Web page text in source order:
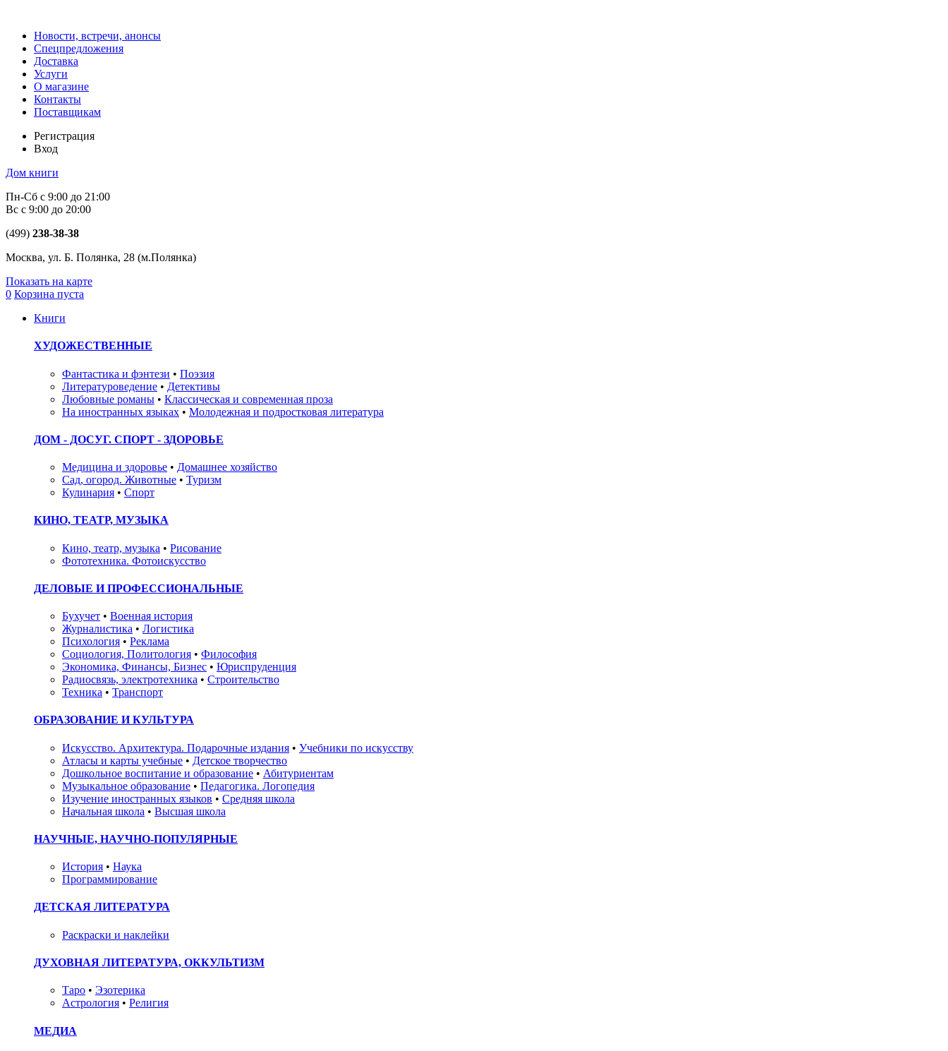
Новости, встречи, анонсы
Спецпредложения
Доставка
Услуги
О магазине
Контакты
Поставщикам
Регистрация
Вход
Дом книги
Пн-Сб с 9:00 до 21:00
Вс с 9:00 до 20:00
(499) 238-38-38
Москва, ул. Б. Полянка, 28 (м.Полянка)
Показать на карте
0 Корзина пуста
Книги
ХУДОЖЕСТВЕННЫЕ
Фантастика и фэнтези • Поэзия
Литературоведение • Детективы
Любовные романы • Классическая и современная проза
На иностранных языках • Молодежная и подростковая литература
ДОМ - ДОСУГ. СПОРТ - ЗДОРОВЬЕ
Медицина и здоровье • Домашнее хозяйство
Сад, огород. Животные • Туризм
Кулинария • Спорт
КИНО, ТЕАТР, МУЗЫКА
Кино, театр, музыка • Рисование
Фототехника. Фотоискусство
ДЕЛОВЫЕ И ПРОФЕССИОНАЛЬНЫЕ
Бухучет • Военная история
Журналистика • Логистика
Психология • Реклама
Социология, Политология • Философия
Экономика, Финансы, Бизнес • Юриспруденция
Радиосвязь, электротехника • Строительство
Техника • Транспорт
ОБРАЗОВАНИЕ И КУЛЬТУРА
Искусство. Архитектура. Подарочные издания • Учебники по искусству
Атласы и карты учебные • Детское творчество
Дошкольное воспитание и образование • Абитуриентам
Музыкальное образование • Педагогика. Логопедия
Изучение иностранных языков • Средняя школа
Начальная школа • Высшая школа
НАУЧНЫЕ, НАУЧНО-ПОПУЛЯРНЫЕ
История • Наука
Программирование
ДЕТСКАЯ ЛИТЕРАТУРА
Раскраски и наклейки
ДУХОВНАЯ ЛИТЕРАТУРА, ОККУЛЬТИЗМ
Таро • Эзотерика
Астрология • Религия
МЕДИА